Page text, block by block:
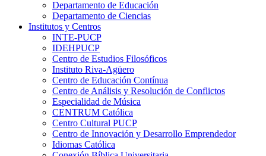
Departamento de Educación
Departamento de Ciencias
Institutos y Centros
INTE-PUCP
IDEHPUCP
Centro de Estudios Filosóficos
Instituto Riva-Agüero
Centro de Educación Contínua
Centro de Análisis y Resolución de Conflictos
Especialidad de Música
CENTRUM Católica
Centro Cultural PUCP
Centro de Innovación y Desarrollo Emprendedor
Idiomas Católica